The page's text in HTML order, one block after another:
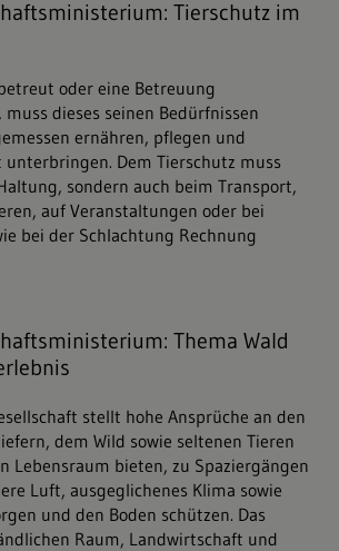
Tierschutz im
oder eine Betreuung
dieses seinen Bedürfnissen
ernähren, pflegen und
Dem Tierschutz muss
sondern auch beim Transport,
auf Veranstaltungen oder bei
bei der Schlachtung Rechnung
Thema Wald
stellt hohe Ansprüche an den
dem Wild sowie seltenen Tieren
Lebensraum bieten, zu Spaziergängen
Luft, ausgeglichenes Klima sowie
und den Boden schützen. Das
Raum, Landwirtschaft und